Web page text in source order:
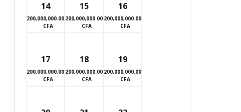
14
200,000,000.00
CFA
15
200,000,000.00
CFA
16
200,000,000.00
CFA
17
200,000,000.00
CFA
18
200,000,000.00
CFA
19
200,000,000.00
CFA